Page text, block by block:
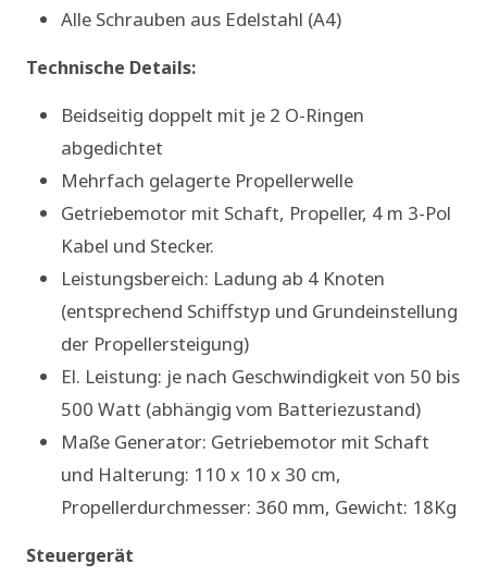
Alle Schrauben aus Edelstahl (A4)
Technische Details:
Beidseitig doppelt mit je 2 O-Ringen
abgedichtet
Mehrfach gelagerte Propellerwelle
Getriebemotor mit Schaft, Propeller, 4 m 3-Pol
Kabel und Stecker.
Leistungsbereich: Ladung ab 4 Knoten
(entsprechend Schiffstyp und Grundeinstellung
der Propellersteigung)
El. Leistung: je nach Geschwindigkeit von 50 bis
500 Watt (abhängig vom Batteriezustand)
Maße Generator: Getriebemotor mit Schaft
und Halterung: 110 x 10 x 30 cm,
Propellerdurchmesser: 360 mm, Gewicht: 18Kg
Steuergerät